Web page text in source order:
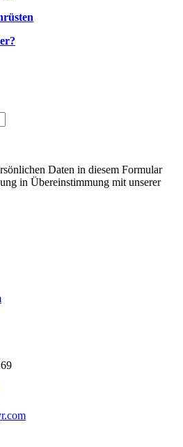
Daten in diesem Formular
in Übereinstimmung mit unserer